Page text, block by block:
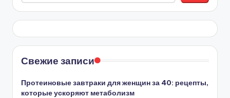
Свежие записи
Протеиновые завтраки для женщин за 40: рецепты,
которые ускоряют метаболизм